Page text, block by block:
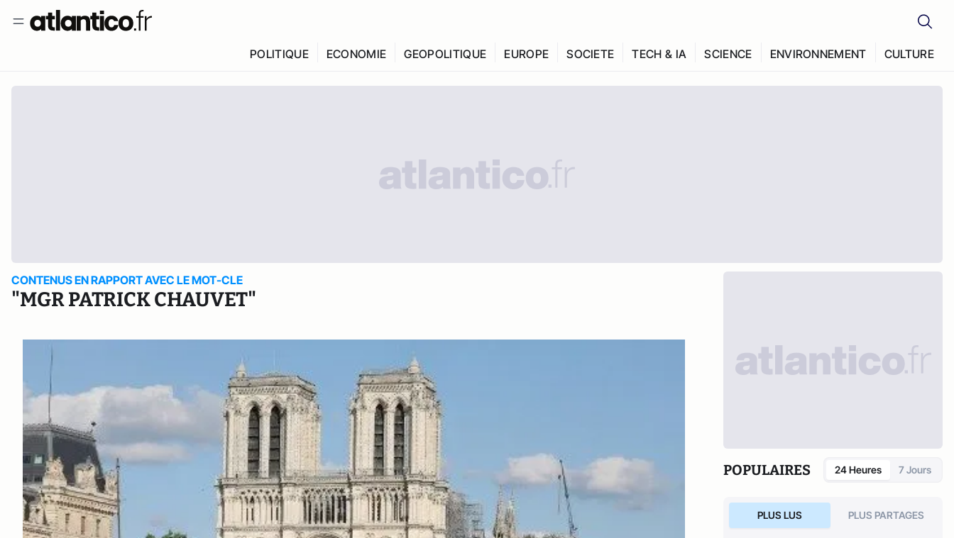
POLITIQUE ECONOMIE GEOPOLITIQUE EUROPE SOCIETE TECH & IA SCIENCE ENVIRONNEMENT CULTURE
CONTENUS EN RAPPORT AVEC LE MOT-CLE
"MGR PATRICK CHAUVET"
POPULAIRES 24 Heures 7 Jours
PLUS LUS PLUS PARTAGES